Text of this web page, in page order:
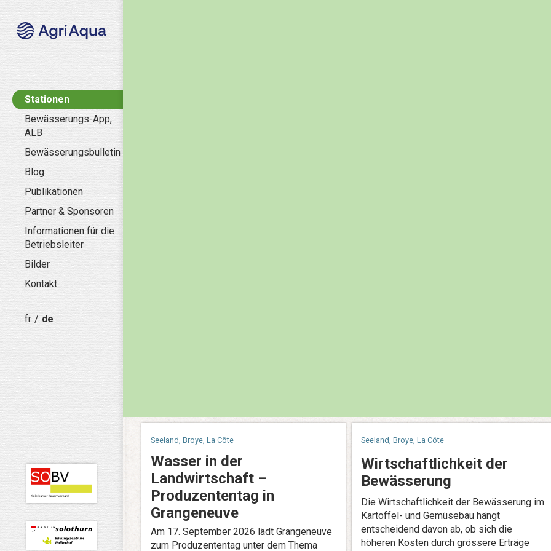
Stationen
Bewässerungs-App,
ALB
Bewässerungsbulletin
Blog
Publikationen
Partner & Sponsoren
Informationen für die
Betriebsleiter
Bilder
Kontakt
fr de
Seeland, Broye, La Côte
Wasser in der
Landwirtschaft –
Produzententag in
Grangeneuve
Am 17. September 2026 lädt Grangeneuve
zum Produzententag unter dem Thema
Seeland, Broye, La Côte
Wirtschaftlichkeit der
Bewässerung
Die Wirtschaftlichkeit der Bewässerung im
Kartoffel- und Gemüsebau hängt
entscheidend davon ab, ob sich die
höheren Kosten durch grössere Erträge